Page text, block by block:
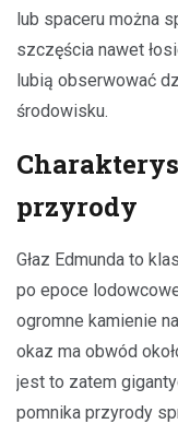
lub spaceru można
szczęścia nawet
lubią obserwować
środowisku.
przyrody
Głaz Edmunda to
po epoce
ogromne kamienie
okaz ma obwód
jest to zatem
pomnika przyrody